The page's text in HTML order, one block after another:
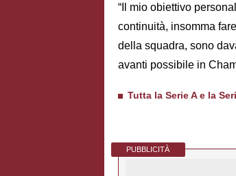
“Il mio obiettivo
continuità, insomma
della squadra, sono
avanti possibile in
Tutta la Serie A e la
PUBBLICITÀ